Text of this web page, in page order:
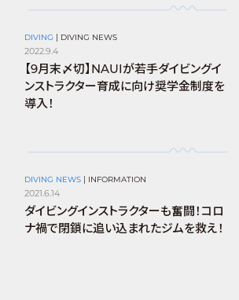
DIVING DIVING NEWS
2022.9.4
【9月末〆切】NAUIが若手ダイビングイ
ンストラクター育成に向け奨学金制度を
導入！
DIVING NEWS INFORMATION
2021.6.14
ダイビングインストラクターも奮闘！コロ
ナ禍で閉鎖に追い込まれたジムを救え！